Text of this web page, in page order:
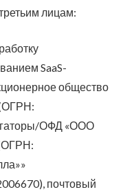
лицам:
SaaS-
общество
ОФД «ООО
почтовый